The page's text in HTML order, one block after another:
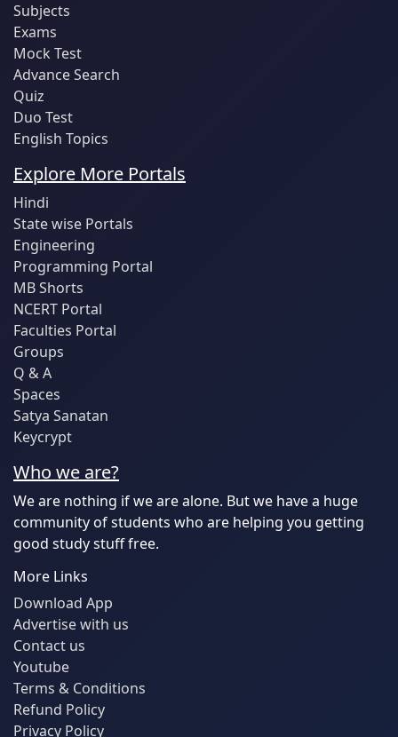
Subjects
Exams
Mock Test
Advance Search
Quiz
Duo Test
English Topics
Explore More Portals
Hindi
State wise Portals
Engineering
Programming Portal
MB Shorts
NCERT Portal
Faculties Portal
Groups
Q & A
Spaces
Satya Sanatan
Keycrypt
Who we are?
We are nothing if we are alone. But we have a huge
community of students who are helping you getting
good study stuff free.
More Links
Download App
Advertise with us
Contact us
Youtube
Terms & Conditions
Refund Policy
Privacy Policy